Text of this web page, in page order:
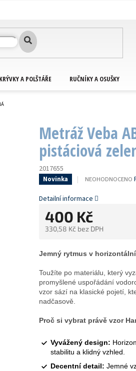
A POLŠTÁŘE RUČNÍKY A OSUŠKY
Metráž Veba
pistáciová
2017655
Novinka
PRŮMĚRNÉ
PRODUKTU
JE
0,0
Z
5
NEOHODNOCENO
400 Kč
330,58 Kč bez DPH
cena:
Jemný rytmus v
Toužíte po materiálu, který
promyšlené uspořádání
vzor sází na klasické pojetí,
nadčasově.
Proč si vybrat právě vzor
Vyvážený design:
stabilitu a klidný vzhled.
Decentní detail: Jemné
Detailní informace